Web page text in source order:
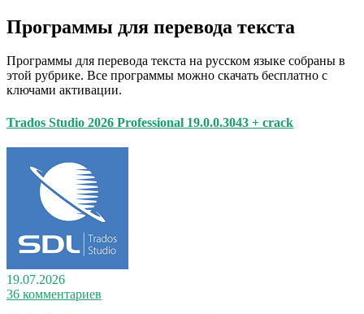
Программы для перевода текста
Программы для перевода текста на русском языке собраны в
этой рубрике. Все программы можно скачать бесплатно с
ключами активации.
Trados Studio 2026 Professional 19.0.0.3043 + crack
19.07.2026
36 комментариев